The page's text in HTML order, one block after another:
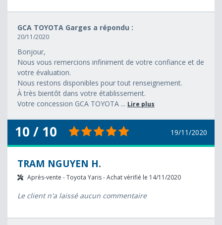
GCA TOYOTA Garges a répondu :
20/11/2020
Bonjour,
Nous vous remercions infiniment de votre confiance et de
votre évaluation.
Nous restons disponibles pour tout renseignement.
À très bientôt dans votre établissement.
Votre concession GCA TOYOTA ... Lire plus
10 / 10 19/11/2020
TRAM NGUYEN H.
Après-vente - Toyota Yaris - Achat vérifié le 14/11/2020
Le client n'a laissé aucun commentaire